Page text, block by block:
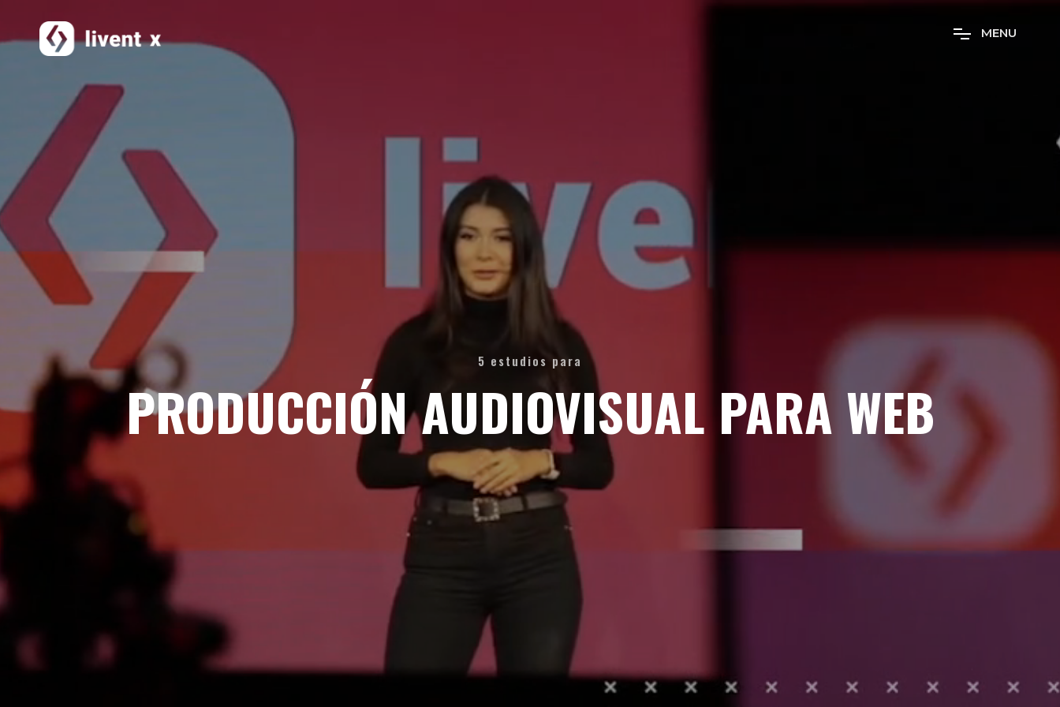
MENU
5 estudios para
PRODUCCIÓN AUDIOVISUAL PARA WEB